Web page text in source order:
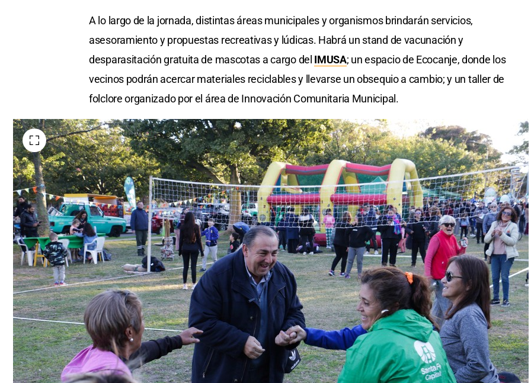
A lo largo de la jornada, distintas áreas municipales y organismos brindarán servicios,
asesoramiento y propuestas recreativas y lúdicas. Habrá un stand de vacunación y
desparasitación gratuita de mascotas a cargo del IMUSA; un espacio de Ecocanje, donde los
vecinos podrán acercar materiales reciclables y llevarse un obsequio a cambio; y un taller de
folclore organizado por el área de Innovación Comunitaria Municipal.